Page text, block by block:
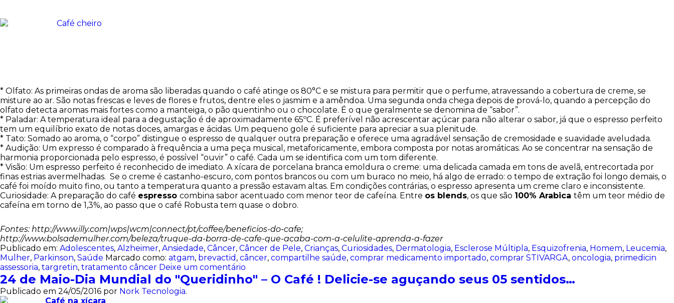
* Olfato: As primeiras ondas de aroma são liberadas quando o café atinge os 80°C e se mistura para permitir que o perfume, atravessando a cobertura de creme, se
misture ao ar. São notas frescas e leves de flores e frutos, dentre eles o jasmim e a amêndoa. Uma segunda onda chega depois de prová-lo, quando a percepção do
olfato detecta aromas mais fortes como a manteiga, o pão quentinho ou o chocolate. É o que geralmente se denomina de “sabor”.
* Paladar: A temperatura ideal para a degustação é de aproximadamente 65ºC. É preferível não acrescentar açúcar para não alterar o sabor, já que o espresso perfeito
tem um equilíbrio exato de notas doces, amargas e ácidas. Um pequeno gole é suficiente para apreciar a sua plenitude.
* Tato: Somado ao aroma, o “corpo” distingue o espresso de qualquer outra preparação e oferece uma agradável sensação de cremosidade e suavidade aveludada.
* Audição: Um expresso é comparado à frequência a uma peça musical, metaforicamente, embora composta por notas aromáticas. Ao se concentrar na sensação de
harmonia proporcionada pelo espresso, é possível “ouvir” o café. Cada um se identifica com um tom diferente.
* Visão: Um espresso perfeito é reconhecido de imediato. A xícara de porcelana branca emoldura o creme: uma delicada camada em tons de avelã, entrecortada por
finas estrias avermelhadas. Se o creme é castanho-escuro, com pontos brancos ou com um buraco no meio, há algo de errado: o tempo de extração foi longo demais, o
café foi moído muito fino, ou tanto a temperatura quanto a pressão estavam altas. Em condições contrárias, o espresso apresenta um creme claro e inconsistente.
Curiosidade: A preparação do café espresso combina sabor acentuado com menor teor de cafeína. Entre os blends, os que são 100% Arabica têm um teor médio de
cafeína em torno de 1,3%, ao passo que o café Robusta tem quase o dobro.
Fontes: http://www.illy.com|wps|wcm|connect/pt/coffee/beneficios-do-cafe;
http://www.bolsademulher.com/beleza/truque-da-borra-de-cafe-que-acaba-com-a-celulite-aprenda-a-fazer
Publicado em: Adolescentes, Alzheimer, Ansiedade, Câncer, Câncer de Pele, Crianças, Curiosidades, Dermatologia, Esclerose Múltipla, Esquizofrenia, Homem, Leucemia,
Mulher, Parkinson, Saúde Marcado como: atgam, brevactid , câncer, compartilhe saúde, comprar medicamento importado, comprar STIVARGA, oncologia, primedicin
assessoria, targretin, tratamento câncer Deixe um comentário
24 de Maio-Dia Mundial do "Queridinho" – O Café ! Delicie-se aguçando seus 05 sentidos…
Publicado em 24/05/2016 por Nork Tecnologia.